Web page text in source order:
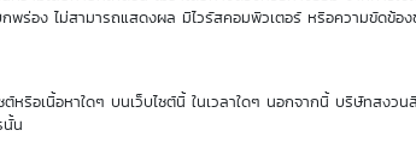
ร่อง ไม่สามารถแสดงผล มีไวรัสคอมพิวเตอร์ หรือความขัดข้อง
หรือเนื้อหาใดๆ บนเว็บไซต์นี้ ในเวลาใดๆ นอกจากนี้ บริษัทสงว
นั้น